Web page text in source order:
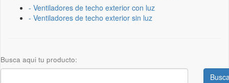
- Ventiladores de techo exterior con luz
- Ventiladores de techo exterior sin luz
Busca aqui tu producto: